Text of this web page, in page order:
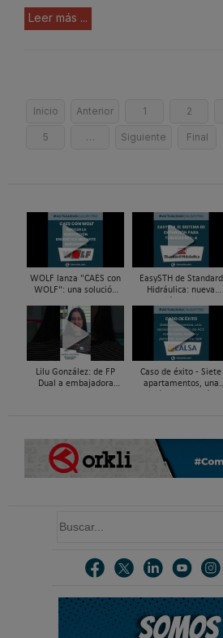
Leer más ...
Inicio Anterior 1 2
5 … Siguiente Final
WOLF lanza "CAES con
WOLF": una solución
la renovación energética
mediante...
EasySTH de Standard
Hidráulica: nueva
de expansión para
tuberías PEX
Lilu González: de FP
Dual a embajadora
Caso de éxito - Siete
apartamentos, una
u
r
.